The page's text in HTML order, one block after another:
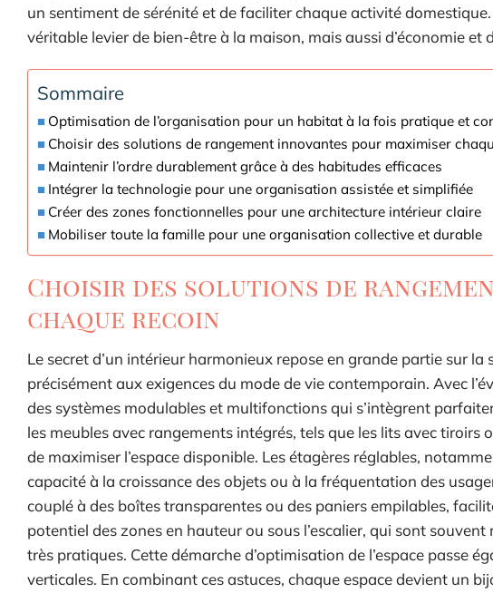
un sentiment de sérénité et de faciliter chaque activité
véritable levier de bien-être à la maison, mais aussi d’économie et
Sommaire
Optimisation de l’organisation pour un habitat à la fois pratique et
Choisir des solutions de rangement innovantes pour maximiser
Maintenir l’ordre durablement grâce à des habitudes efficaces
Intégrer la technologie pour une organisation assistée et simplifiée
Créer des zones fonctionnelles pour une architecture intérieur claire
Mobiliser toute la famille pour une organisation collective et durable
Choisir des solutions de
chaque recoin
Le secret d’un intérieur harmonieux repose en grande partie sur
précisément aux exigences du mode de vie contemporain. Avec
des systèmes modulables et multifonctions qui s’intègrent
les meubles avec rangements intégrés, tels que les lits avec
de maximiser l’espace disponible. Les étagères réglables,
capacité à la croissance des objets ou à la fréquentation des
couplé à des boîtes transparentes ou des paniers empilables,
potentiel des zones en hauteur ou sous l’escalier, qui sont
très pratiques. Cette démarche d’optimisation de l’espace passe
verticales. En combinant ces astuces, chaque espace devient un